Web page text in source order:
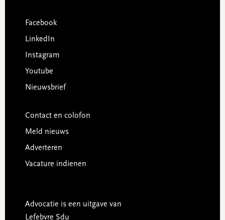
Facebook
LinkedIn
Instagram
Youtube
Nieuwsbrief
Contact en colofon
Meld nieuws
Adverteren
Vacature indienen
Advocatie is een uitgave van
Lefebvre Sdu